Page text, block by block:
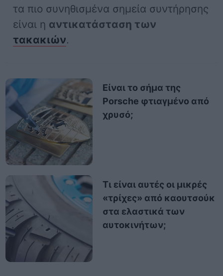
τα πιο συνηθισμένα σημεία συντήρησης
είναι η αντικατάσταση των
τακακιών.
Είναι το σήμα της
Porsche φτιαγμένο από
χρυσό;
Τι είναι αυτές οι μικρές
«τρίχες» από καουτσούκ
στα ελαστικά των
αυτοκινήτων;